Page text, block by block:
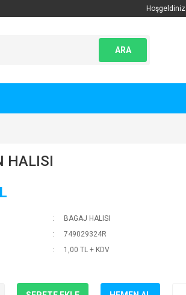
Hoşgeldiniz
ARA
HALISI
BAGAJ HALISI
749029324R
1,00 TL + KDV